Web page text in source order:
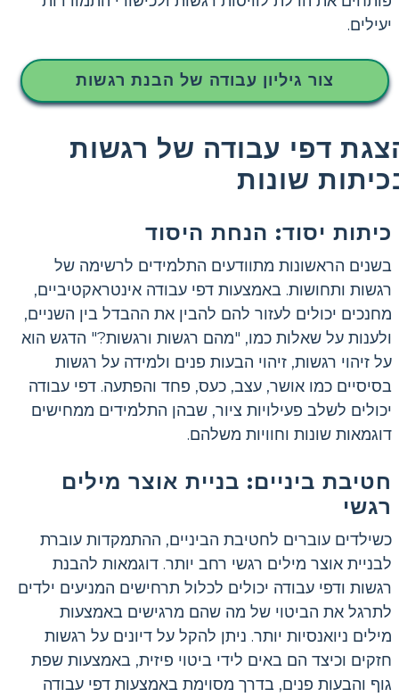
יעילים.
צור גיליון עבודה של הבנת רגשות
דפי עבודה של רגשות
שונות
כיתות יסוד: הנחת היסוד
בשנים הראשונות מתוודעים התלמידים לרשימה של
רגשות ותחושות. באמצעות דפי עבודה אינטראקטיביים,
מחנכים יכולים לעזור להם להבין את ההבדל בין השניים,
ולענות על שאלות כמו, "מהם רגשות ורגשות?" הדגש הוא
על זיהוי רגשות, זיהוי הבעות פנים ולמידה על רגשות
בסיסיים כמו אושר, עצב, כעס, פחד והפתעה. דפי עבודה
יכולים לשלב פעילויות ציור, שבהן התלמידים ממחישים
דוגמאות שונות וחוויות משלהם.
חטיבת ביניים: בניית אוצר מילים
רגשי
כשילדים עוברים לחטיבת הביניים, ההתמקדות עוברת
לבניית אוצר מילים רגשי רחב יותר. דוגמאות להבנת
רגשות ודפי עבודה יכולים לכלול תרחישים המניעים ילדים
לתרגל את הביטוי של מה שהם מרגישים באמצעות
מילים ניואנסיות יותר. ניתן להקל על דיונים על רגשות
חזקים וכיצד הם באים לידי ביטוי פיזית, באמצעות שפת
גוף והבעות פנים, בדרך מסוימת באמצעות דפי עבודה